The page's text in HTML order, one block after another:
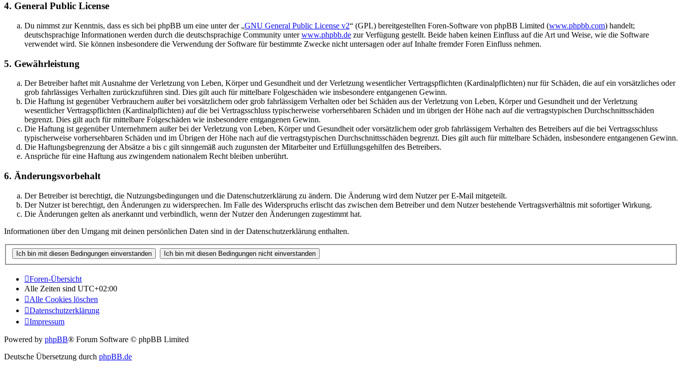
4. General Public License
Du nimmst zur Kenntnis, dass es sich bei phpBB um eine unter der „GNU General Public License v2“ (GPL) bereitgestellten Foren-Software von phpBB Limited (www.phpbb.com) handelt;
deutschsprachige Informationen werden durch die deutschsprachige Community unterwww.phpbb.de zur Verfügung gestellt. Beide haben keinen Einfluss auf die Art und Weise, wie die Software
verwendet wird. Sie können insbesondere die Verwendung der Software für bestimmte Zwecke nicht untersagen oder auf Inhalte fremder Foren Einfluss nehmen.
5. Gewährleistung
Der Betreiber haftet mit Ausnahme der Verletzung von Leben, Körper und Gesundheit und der Verletzung wesentlicher Vertragspflichten (Kardinalpflichten) nur für Schäden, die auf ein vorsätzliches oder
grob fahrlässiges Verhalten zurückzuführen sind. Dies gilt auch für mittelbare Folgeschäden wie insbesondere entgangenen Gewinn.
Die Haftung ist gegenüber Verbrauchern außer bei vorsätzlichem oder grob fahrlässigem Verhalten oder bei Schäden aus der Verletzung von Leben, Körper und Gesundheit und der Verletzung
wesentlicher Vertragspflichten (Kardinalpflichten) auf die bei Vertragsschluss typischerweise vorhersehbaren Schäden und im übrigen der Höhe nach auf die vertragstypischen Durchschnittsschäden
begrenzt. Dies gilt auch für mittelbare Folgeschäden wie insbesondere entgangenen Gewinn.
Die Haftung ist gegenüber Unternehmern außer bei der Verletzung von Leben, Körper und Gesundheit oder vorsätzlichem oder grob fahrlässigem Verhalten des Betreibers auf die bei Vertragsschluss
typischerweise vorhersehbaren Schäden und im Übrigen der Höhe nach auf die vertragstypischen Durchschnittsschäden begrenzt. Dies gilt auch für mittelbare Schäden, insbesondere entgangenen Gewinn.
Die Haftungsbegrenzung der Absätze a bis c gilt sinngemäß auch zugunsten der Mitarbeiter und Erfüllungsgehilfen des Betreibers.
Ansprüche für eine Haftung aus zwingendem nationalem Recht bleiben unberührt.
6. Änderungsvorbehalt
Der Betreiber ist berechtigt, die Nutzungsbedingungen und die Datenschutzerklärung zu ändern. Die Änderung wird dem Nutzer per E-Mail mitgeteilt.
Der Nutzer ist berechtigt, den Änderungen zu widersprechen. Im Falle des Widerspruchs erlischt das zwischen dem Betreiber und dem Nutzer bestehende Vertragsverhältnis mit sofortiger Wirkung.
Die Änderungen gelten als anerkannt und verbindlich, wenn der Nutzer den Änderungen zugestimmt hat.
Informationen über den Umgang mit deinen persönlichen Daten sind in der Datenschutzerklärung enthalten.
Foren-Übersicht
Alle Zeiten sind UTC+02:00
Alle Cookies löschen
Datenschutzerklärung
Impressum
Powered by phpBB® Forum Software © phpBB Limited
Deutsche Übersetzung durch phpBB.de